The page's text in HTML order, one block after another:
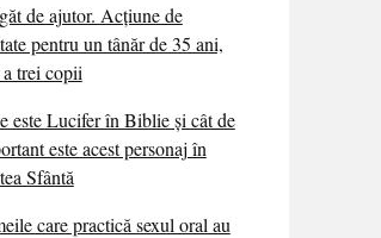
de ajutor. Acțiune de
pentru un tânăr de 35 ani,
a trei copii
este Lucifer în Biblie și cât de
este acest personaj în
Sfântă
care practică sexul oral au